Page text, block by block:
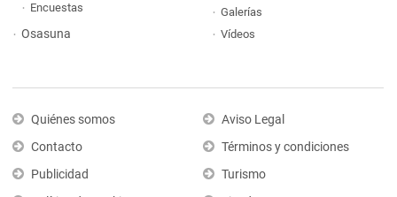
Encuestas
Osasuna
Galerías
Vídeos
Quiénes somos
Contacto
Publicidad
Aviso Legal
Términos y condiciones
Turismo